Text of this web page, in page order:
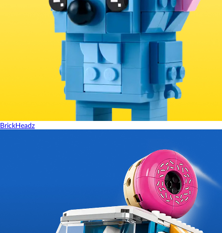
BrickHeadz